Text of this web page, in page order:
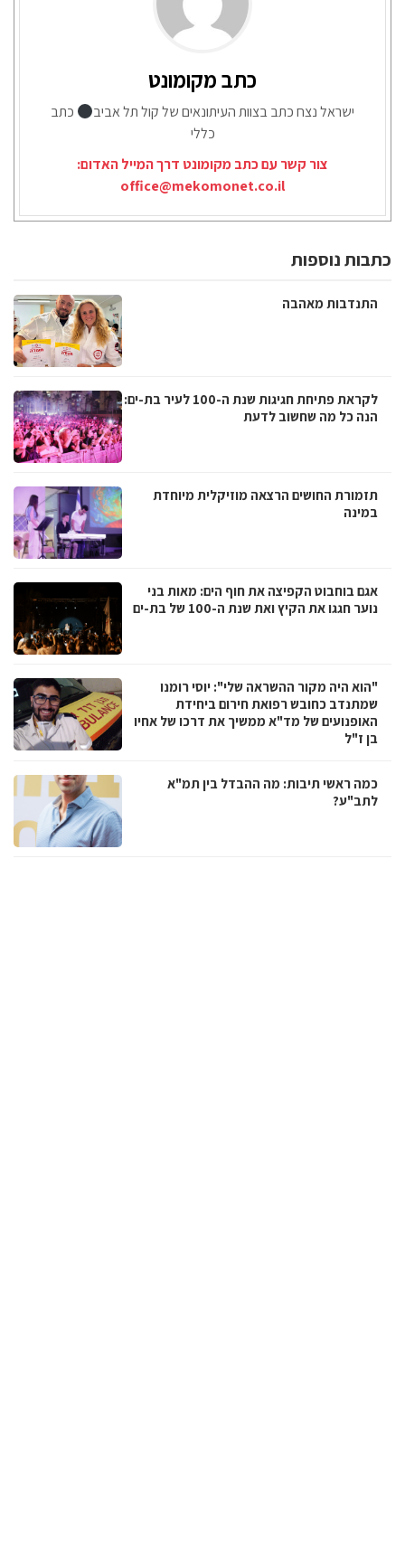
כתב מקומונט
ישראל נצח כתב בצוות העיתונאים של קול תל אביב
כתב
כללי
צור קשר עם כתב מקומונט דרך המייל האדום:
office@mekomonet.co.il
כתבות נוספות
התנדבות מאהבה
לקראת פתיחת חגיגות שנת ה-100 לעיר בת-ים:
הנה כל מה שחשוב לדעת
תזמורת החושים הרצאה מוזיקלית מיוחדת
במינה
אגם בוחבוט הקפיצה את חוף הים: מאות בני
נוער חגגו את הקיץ ואת שנת ה-100 של בת-ים
"הוא היה מקור ההשראה שלי": יוסי רומנו
שמתנדב כחובש רפואת חירום ביחידת
האופנועים של מד"א ממשיך את דרכו של אחיו
בן ז"ל
כמה ראשי תיבות: מה ההבדל בין תמ"א
לתב"ע?